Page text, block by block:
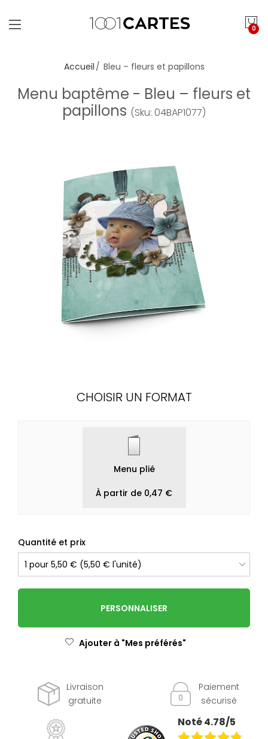
0
Accueil Bleu – fleurs et papillons
Menu baptême - Bleu – fleurs et
papillons (Sku: 04BAP1077)
CHOISIR UN FORMAT
Menu plié
À partir de 0,47 €
Quantité et prix
PERSONNALISER
Ajouter à "Mes préférés"
Livraison
gratuite
Paiement
sécurisé
Noté 4.78/5